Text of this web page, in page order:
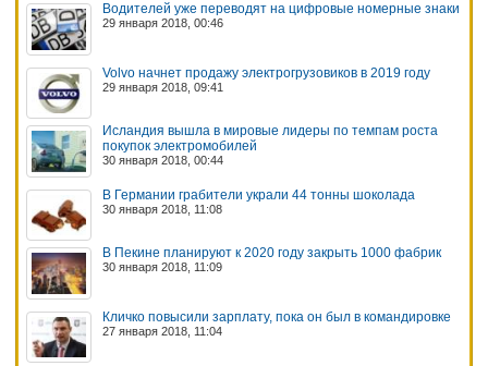
Водителей уже переводят на цифровые номерные знаки
29 января 2018, 00:46
Volvo начнет продажу электрогрузовиков в 2019 году
29 января 2018, 09:41
Исландия вышла в мировые лидеры по темпам роста
покупок электромобилей
30 января 2018, 00:44
В Германии грабители украли 44 тонны шоколада
30 января 2018, 11:08
В Пекине планируют к 2020 году закрыть 1000 фабрик
30 января 2018, 11:09
Кличко повысили зарплату, пока он был в командировке
27 января 2018, 11:04